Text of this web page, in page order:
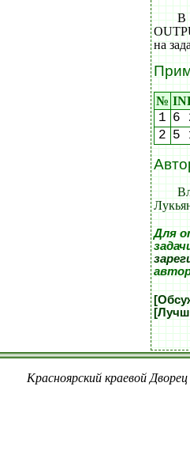
на
№
1 6
2 5
Для
Красноярский краевой